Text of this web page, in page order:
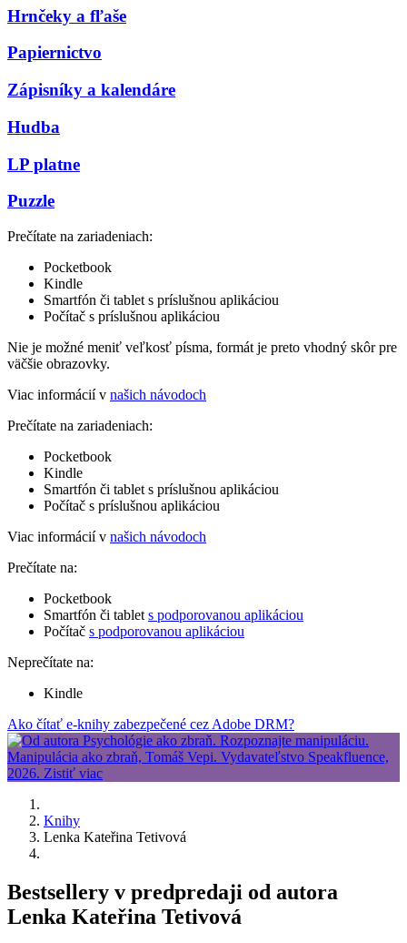
Hrnčeky a fľaše
Papiernictvo
Zápisníky a kalendáre
Hudba
LP platne
Puzzle
Prečítate na zariadeniach:
Pocketbook
Kindle
Smartfón či tablet s príslušnou aplikáciou
Počítač s príslušnou aplikáciou
Nie je možné meniť veľkosť písma, formát je preto vhodný skôr pre
väčšie obrazovky.
Viac informácií v našich návodoch
Prečítate na zariadeniach:
Pocketbook
Kindle
Smartfón či tablet s príslušnou aplikáciou
Počítač s príslušnou aplikáciou
Viac informácií v našich návodoch
Prečítate na:
Pocketbook
Smartfón či tablet s podporovanou aplikáciou
Počítač s podporovanou aplikáciou
Neprečítate na:
Kindle
Ako čítať e-knihy zabezpečené cez Adobe DRM?
Knihy
Lenka Kateřina Tetivová
Bestsellery v predpredaji od autora
Lenka Kateřina Tetivová